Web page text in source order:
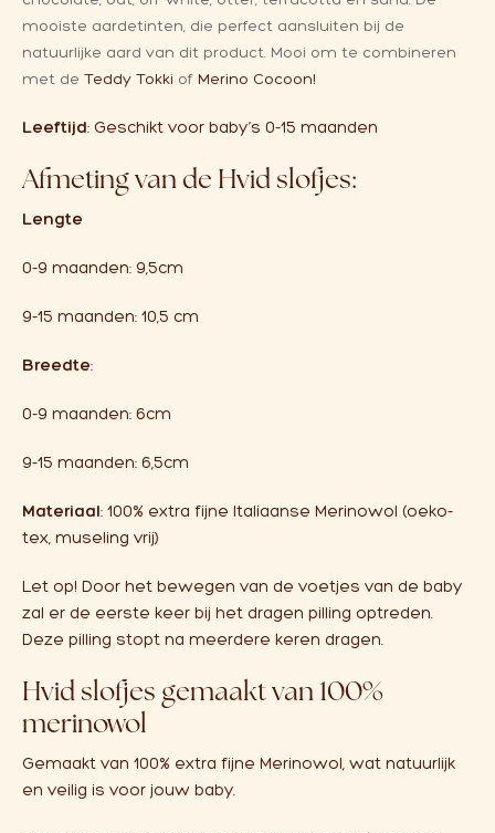
mooiste aardetinten, die perfect aansluiten bij de
natuurlijke aard van dit product. Mooi om te combineren
met de Teddy Tokki of Merino Cocoon!
Leeftijd: Geschikt voor baby’s 0-15 maanden
Afmeting van de Hvid slofjes:
Lengte
0-9 maanden: 9,5cm
9-15 maanden: 10,5 cm
Breedte:
0-9 maanden: 6cm
9-15 maanden: 6,5cm
Materiaal: 100% extra fijne Italiaanse Merinowol (oeko-
tex, museling vrij)
Let op! Door het bewegen van de voetjes van de baby
zal er de eerste keer bij het dragen pilling optreden.
Deze pilling stopt na meerdere keren dragen.
Hvid slofjes gemaakt van 100%
merinowol
Gemaakt van 100% extra fijne Merinowol, wat natuurlijk
en veilig is voor jouw baby.